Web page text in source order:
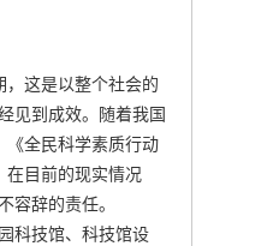
这是以整个社会的
见到成效。随着我国
《全民科学素质行动
在目前的现实情况
容辞的责任。
科技馆、科技馆设